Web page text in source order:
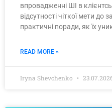
впровадженні ШІ в
відсутності чіткої мети до
практичні поради, як їх
READ MORE »
Iryna Shevchenko